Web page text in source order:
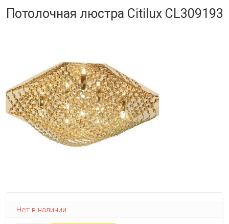
Распродажа
Еще
Мебель
Потолочная люстра Citilux CL309193
Нет в наличии